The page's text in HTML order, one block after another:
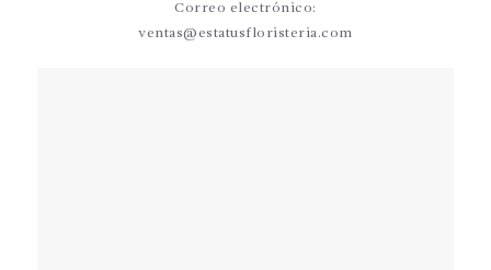
Correo electrónico:
ventas@estatusfloristeria.com